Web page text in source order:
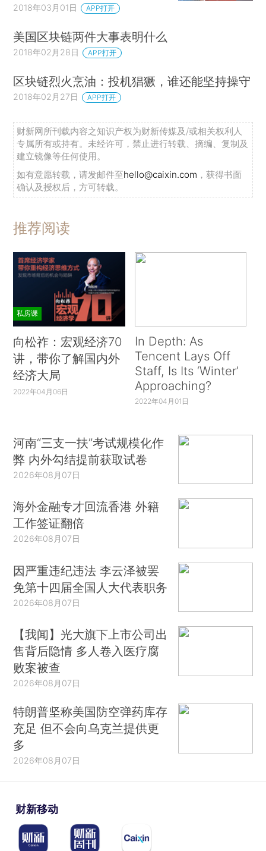
2018年03月01日 APP打开
美国区块链两件大事表明什么
2018年02月28日 APP打开
区块链烈火烹油：投机猖獗，谁还能坚持操守
2018年02月27日 APP打开
财新网所刊载内容之知识产权为财新传媒及/或相关权利人
专属所有或持有。未经许可，禁止进行转载、摘编、复制及
建立镜像等任何使用。
如有意愿转载，请发邮件至hello@caixin.com ，获得书面
确认及授权后，方可转载。
推荐阅读
私房课
向松祚：宏观经济70
讲，带你了解国内外
经济大局
2022年04月06日
In Depth: As
Tencent Lays Off
Staff, Is Its ‘Winter’
Approaching?
2022年04月01日
河南“三支一扶”考试规模化作
弊 内外勾结提前获取试卷
2026年08月07日
海外金融专才回流香港 外籍
工作签证翻倍
2026年08月07日
因严重违纪违法 李云泽被罢
免第十四届全国人大代表职务
2026年08月07日
【我闻】光大旗下上市公司出
售背后隐情 多人卷入医疗腐
败案被查
2026年08月07日
特朗普坚称美国防空弹药库存
充足 但不会向乌克兰提供更
多
2026年08月07日
财新移动